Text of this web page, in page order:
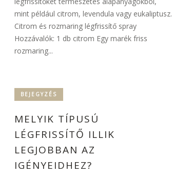
mint például citrom, levendula vagy eukaliptusz.
Citrom és rozmaring légfrissítő spray
Hozzávalók: 1 db citrom Egy marék friss
rozmaring...
BEJEGYZÉS
MELYIK TÍPUSÚ
LÉGFRISSÍTŐ ILLIK
LEGJOBBAN AZ
IGÉNYEIDHEZ?